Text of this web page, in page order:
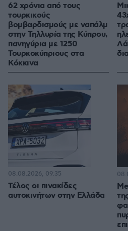
62 χρόνια από τους
τουρκικούς
βομβαρδισμούς με ναπάλμ
στην Τηλλυρία της Κύπρου,
πανηγύρια με 1250
Τουρκοκύπριους στα
Κόκκινα
Τέλος οι πινακίδες
αυτοκινήτων στην Ελλάδα
08.08.2026, 09:35